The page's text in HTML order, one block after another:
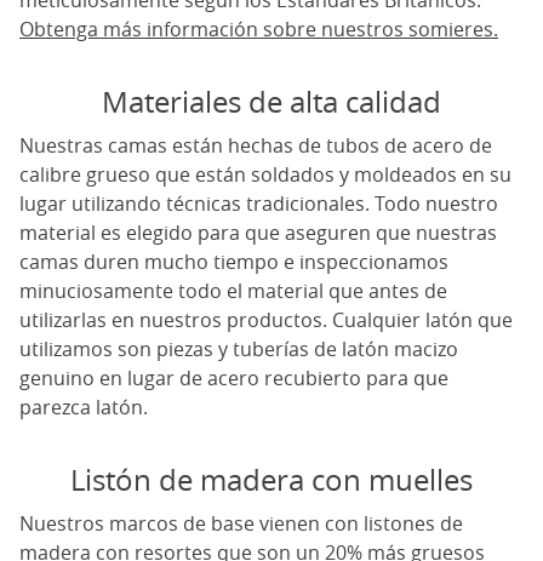
Obtenga más información sobre nuestros somieres.
Materiales de alta calidad
Nuestras camas están hechas de tubos de acero de
calibre grueso que están soldados y moldeados en su
lugar utilizando técnicas tradicionales. Todo nuestro
material es elegido para que aseguren que nuestras
camas duren mucho tiempo e inspeccionamos
minuciosamente todo el material que antes de
utilizarlas en nuestros productos. Cualquier latón que
utilizamos son piezas y tuberías de latón macizo
genuino en lugar de acero recubierto para que
parezca latón.
Listón de madera con muelles
Nuestros marcos de base vienen con listones de
madera con resortes que son un 20% más gruesos